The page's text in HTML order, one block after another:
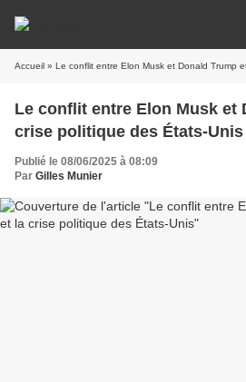
Accueil » Le conflit entre Elon Musk et Donald Trump
Le conflit entre Elon Musk et
crise politique des États-Unis
Publié le 08/06/2025 à 08:09
Par Gilles Munier